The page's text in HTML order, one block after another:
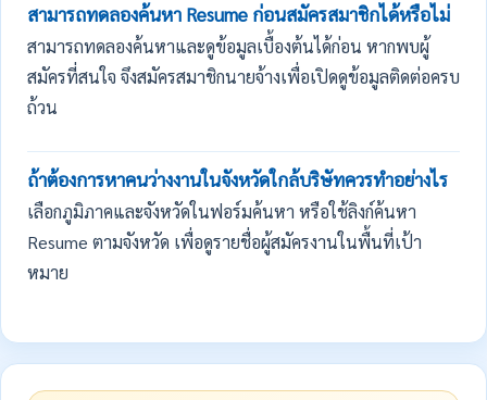
สามารถทดลองค้นหา Resume ก่อนสมัครสมาชิกได้หรือไม่
สามารถทดลองค้นหาและดูข้อมูลเบื้องต้นได้ก่อน หากพบผู้
สมัครที่สนใจ จึงสมัครสมาชิกนายจ้างเพื่อเปิดดูข้อมูลติดต่อครบ
ถ้วน
ถ้าต้องการหาคนว่างงานในจังหวัดใกล้บริษัทควรทำอย่างไร
เลือกภูมิภาคและจังหวัดในฟอร์มค้นหา หรือใช้ลิงก์ค้นหา
Resume ตามจังหวัด เพื่อดูรายชื่อผู้สมัครงานในพื้นที่เป้า
หมาย